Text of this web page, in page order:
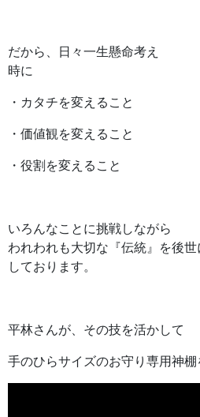
だから、日々一生懸命考え
時に
・カタチを変えること
・価値観を変えること
・役割を変えること
いろんなことに挑戦しながら
われわれも大切な『伝統』を後
しております。
平林さんが、その技を活かして
手のひらサイズのお守り専用神棚